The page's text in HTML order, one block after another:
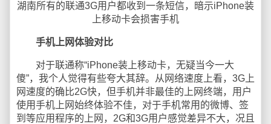
湖南所有的联通3G用户都收到一条短信，暗示iPhone装
上移动卡会损害手机
手机上网体验对比
对于联通称“iPhone装上移动卡，无疑当今一大
傻”，我个人觉得有些夸大其辞。从网络速度上看，3G上
网速度的确比2G快，但手机并非最佳的上网终端，用户
使用手机上网始终体验不佳，对于手机常用的微博、签
到等应用程序的上网，2G和3G用户感觉差异不大，况且